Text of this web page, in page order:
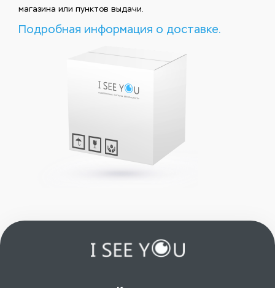
магазина или пунктов выдачи.
Подробная информация о доставке.